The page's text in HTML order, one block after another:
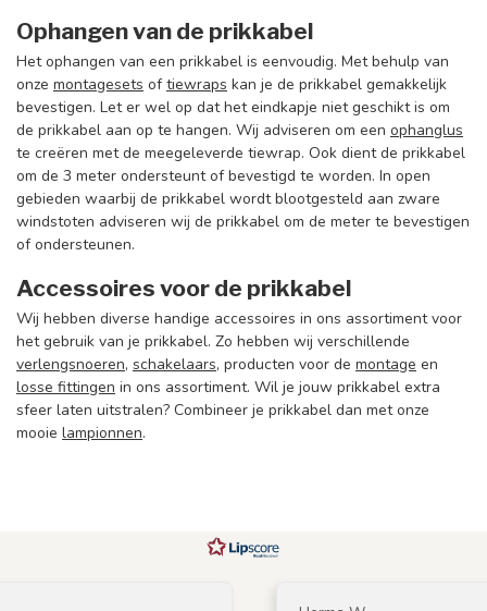
Ophangen van de prikkabel
Het ophangen van een prikkabel is eenvoudig. Met behulp van
onze montagesets oftiewraps kan je de prikkabel gemakkelijk
bevestigen. Let er wel op dat het eindkapje niet geschikt is om
de prikkabel aan op te hangen. Wij adviseren om een ophanglus
te creëren met de meegeleverde tiewrap. Ook dient de prikkabel
om de 3 meter ondersteunt of bevestigd te worden. In open
gebieden waarbij de prikkabel wordt blootgesteld aan zware
windstoten adviseren wij de prikkabel om de meter te bevestigen
of ondersteunen.
Accessoires voor de prikkabel
Wij hebben diverse handige accessoires in ons assortiment voor
het gebruik van je prikkabel. Zo hebben wij verschillende
verlengsnoeren, schakelaars, producten voor de montage en
losse fittingen in ons assortiment. Wil je jouw prikkabel extra
sfeer laten uitstralen? Combineer je prikkabel dan met onze
mooie lampionnen.